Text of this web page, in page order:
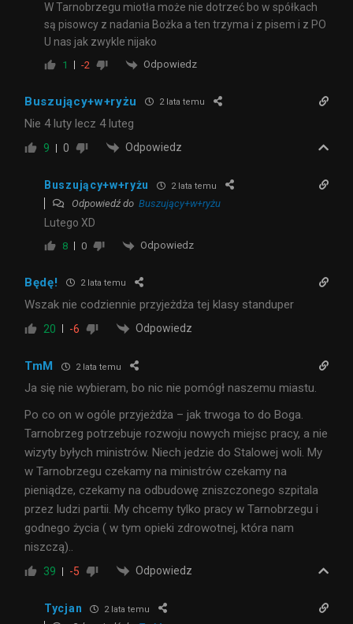
W Tarnobrzegu miotła może nie dotrzeć bo w spółkach
są pisowcy z nadania Bożka a ten trzyma i z pisem i z PO
U nas jak zwykle nijako
1 -2 Odpowiedz
Buszujący+w+ryżu 2 lata temu
Nie 4 luty lecz 4 luteg
9 0 Odpowiedz
Buszujący+w+ryżu 2 lata temu
Odpowiedź do Buszujący+w+ryżu
Lutego XD
8 0 Odpowiedz
Będę! 2 lata temu
Wszak nie codziennie przyjeżdża tej klasy standuper
20 -6 Odpowiedz
TmM 2 lata temu
Ja się nie wybieram, bo nic nie pomógł naszemu miastu.
Po co on w ogóle przyjeżdża – jak trwoga to do Boga.
Tarnobrzeg potrzebuje rozwoju nowych miejsc pracy, a nie
wizyty byłych ministrów. Niech jedzie do Stalowej woli. My
w Tarnobrzegu czekamy na ministrów czekamy na
pieniądze, czekamy na odbudowę zniszczonego szpitala
przez ludzi partii. My chcemy tylko pracy w Tarnobrzegu i
godnego życia ( w tym opieki zdrowotnej, która nam
niszczą)..
39 -5 Odpowiedz
Tycjan 2 lata temu